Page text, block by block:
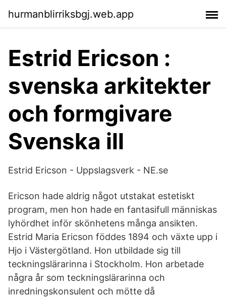
hurmanblirriksbgj.web.app
Estrid Ericson :
svenska arkitekter
och formgivare
Svenska ill
Estrid Ericson - Uppslagsverk - NE.se
Ericson hade aldrig något utstakat estetiskt
program, men hon hade en fantasifull människas
lyhördhet inför skönhetens många ansikten.
Estrid Maria Ericson föddes 1894 och växte upp i
Hjo i Västergötland. Hon utbildade sig till
teckningslärarinna i Stockholm. Hon arbetade
några år som teckningslärarinna och
inredningskonsulent och mötte då